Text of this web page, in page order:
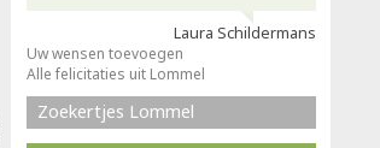
Laura Schildermans
Uw wensen toevoegen
Alle felicitaties uit Lommel
Zoekertjes Lommel